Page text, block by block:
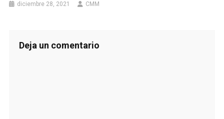
diciembre 28, 2021 CMM
Deja un comentario